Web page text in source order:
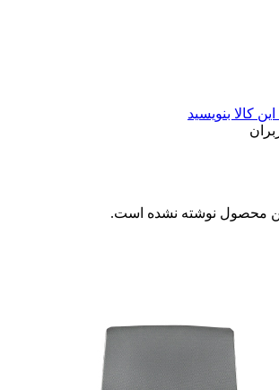
کالا بنویسید
محصول نوشته نشده است.